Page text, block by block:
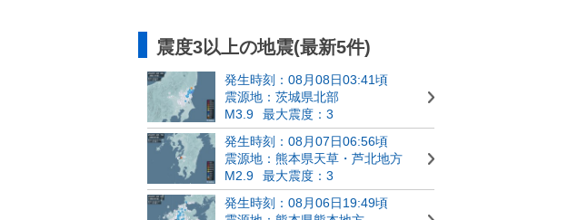
震度3以上の地震(最新5件)
発生時刻：08月08日03:41頃
震源地：茨城県北部
M3.9
最大震度：3
発生時刻：08月07日06:56頃
震源地：熊本県天草・芦北地方
M2.9
最大震度：3
発生時刻：08月06日19:49頃